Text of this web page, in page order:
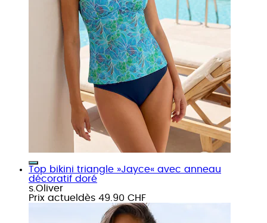
Top bikini triangle »Jayce« avec anneau
décoratif doré
s.Oliver
Prix actuel dès 49.90 CHF